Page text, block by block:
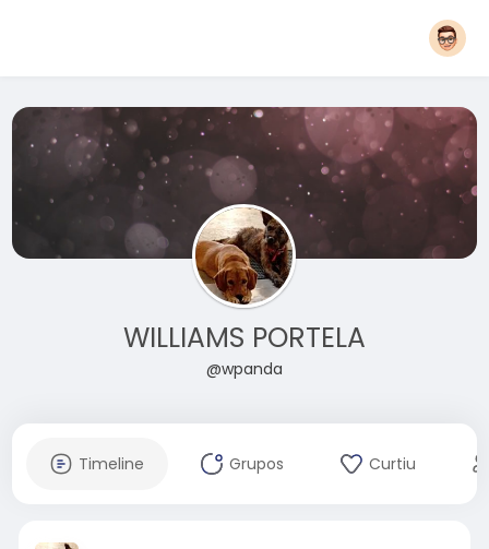
WILLIAMS PORTELA
@wpanda
Timeline Grupos Curtiu